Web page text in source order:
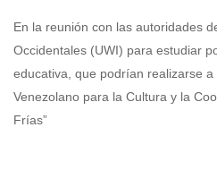
En la reunión con las autoridades
Occidentales (UWI) para estudiar
educativa, que podrían realizarse
Venezolano para la Cultura y la
Frías”